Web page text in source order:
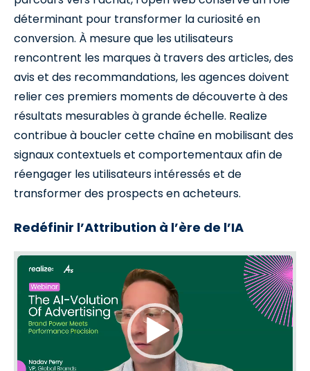
déterminant pour transformer la curiosité en
conversion. À mesure que les utilisateurs
rencontrent les marques à travers des articles, des
avis et des recommandations, les agences doivent
relier ces premiers moments de découverte à des
résultats mesurables à grande échelle. Realize
contribue à boucler cette chaîne en mobilisant des
signaux contextuels et comportementaux afin de
réengager les utilisateurs intéressés et de
transformer des prospects en acheteurs.
Redéfinir l’Attribution à l’ère de l’IA
Video
Player